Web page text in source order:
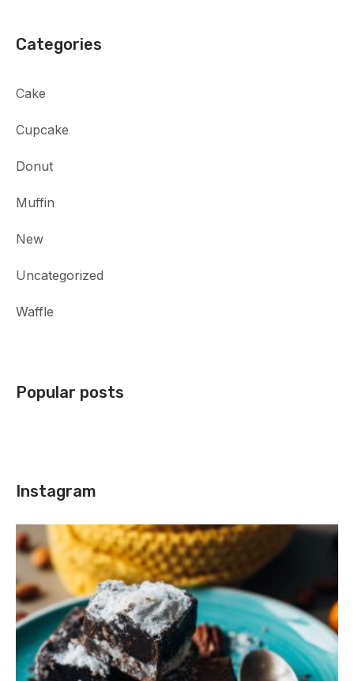
Categories
Cake
Cupcake
Donut
Muffin
New
Uncategorized
Waffle
Popular posts
Instagram